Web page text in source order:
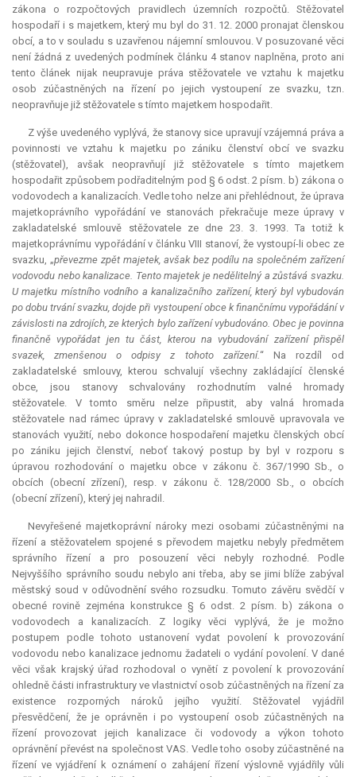
zákona o rozpočtových pravidlech územních rozpočtů. Stěžovatel
hospodaří i s majetkem, který mu byl do 31. 12. 2000 pronajat členskou
obcí, a to v souladu s uzavřenou nájemní smlouvou. V posuzované věci
není žádná z uvedených podmínek článku 4 stanov naplněna, proto ani
tento článek nijak neupravuje práva stěžovatele ve vztahu k majetku
osob zúčastněných na řízení po jejich vystoupení ze svazku, tzn.
neopravňuje již stěžovatele s tímto majetkem hospodařit.
Z výše uvedeného vyplývá, že stanovy sice upravují vzájemná práva a
povinnosti ve vztahu k majetku po zániku členství obcí ve svazku
(stěžovatel), avšak neopravňují již stěžovatele s tímto majetkem
hospodařit způsobem podřaditelným pod § 6 odst. 2 písm. b) zákona o
vodovodech a kanalizacích. Vedle toho nelze ani přehlédnout, že úprava
majetkoprávního vypořádání ve stanovách překračuje meze úpravy v
zakladatelské smlouvě stěžovatele ze dne 23. 3. 1993. Ta totiž k
majetkoprávnímu vypořádání v článku VIII stanoví, že vystoupí-li obec ze
svazku, „převezme zpět majetek, avšak bez podílu na společném zařízení
vodovodu nebo kanalizace. Tento majetek je nedělitelný a zůstává svazku.
U majetku místního vodního a kanalizačního zařízení, který byl vybudován
po dobu trvání svazku, dojde při vystoupení obce k finančnímu vypořádání v
závislosti na zdrojích, ze kterých bylo zařízení vybudováno. Obec je povinna
finančně vypořádat jen tu část, kterou na vybudování zařízení přispěl
svazek, zmenšenou o odpisy z tohoto zařízení.“ Na rozdíl od
zakladatelské smlouvy, kterou schvalují všechny zakládající členské
obce, jsou stanovy schvalovány rozhodnutím valné hromady
stěžovatele. V tomto směru nelze připustit, aby valná hromada
stěžovatele nad rámec úpravy v zakladatelské smlouvě upravovala ve
stanovách využití, nebo dokonce hospodaření majetku členských obcí
po zániku jejich členství, neboť takový postup by byl v rozporu s
úpravou rozhodování o majetku obce v zákonu č. 367/1990 Sb., o
obcích (obecní zřízení), resp. v zákonu č. 128/2000 Sb., o obcích
(obecní zřízení), který jej nahradil.
Nevyřešené majetkoprávní nároky mezi osobami zúčastněnými na
řízení a stěžovatelem spojené s převodem majetku nebyly předmětem
správního řízení a pro posouzení věci nebyly rozhodné. Podle
Nejvyššího správního soudu nebylo ani třeba, aby se jimi blíže zabýval
městský soud v odůvodnění svého rozsudku. Tomuto závěru svědčí v
obecné rovině zejména konstrukce § 6 odst. 2 písm. b) zákona o
vodovodech a kanalizacích. Z logiky věci vyplývá, že je možno
postupem podle tohoto ustanovení vydat povolení k provozování
vodovodu nebo kanalizace jednomu žadateli o vydání povolení. V dané
věci však krajský úřad rozhodoval o vynětí z povolení k provozování
ohledně části infrastruktury ve vlastnictví osob zúčastněných na řízení za
existence rozporných nároků jejího využití. Stěžovatel vyjádřil
přesvědčení, že je oprávněn i po vystoupení osob zúčastněných na
řízení provozovat jejich kanalizace či vodovody a výkon tohoto
oprávnění převést na společnost VAS. Vedle toho osoby zúčastněné na
řízení ve vyjádření k oznámení o zahájení řízení výslovně vyjádřily vůli